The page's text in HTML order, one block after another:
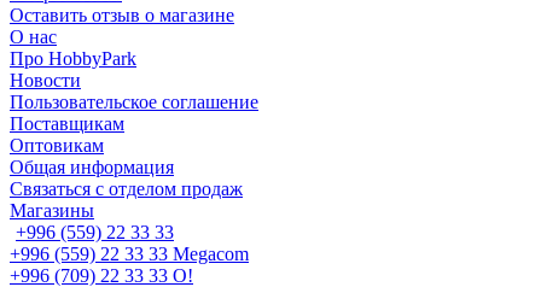
Оставить отзыв о магазине
О нас
Про HobbyPark
Новости
Пользовательское соглашение
Поставщикам
Оптовикам
Общая информация
Связаться с отделом продаж
Магазины
+996 (559) 22 33 33
+996 (559) 22 33 33 Megacom
+996 (709) 22 33 33 O!